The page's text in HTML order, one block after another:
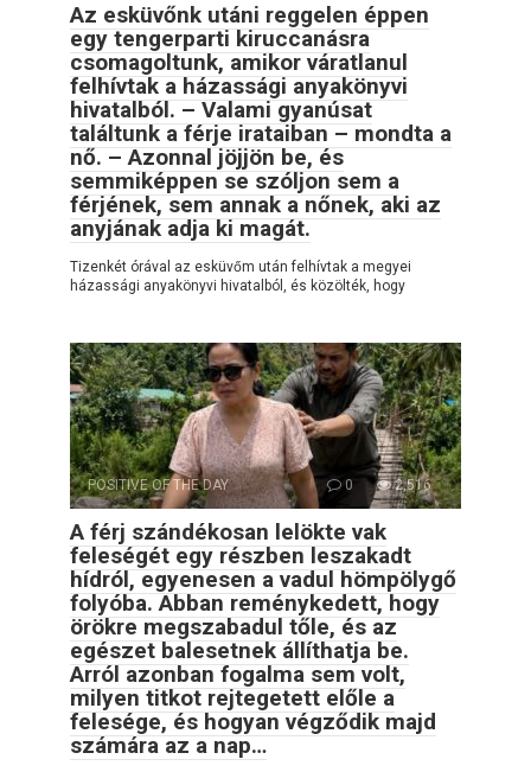
Az esküvőnk utáni reggelen éppen
egy tengerparti kiruccanásra
csomagoltunk, amikor váratlanul
felhívtak a házassági anyakönyvi
hivatalból. – Valami gyanúsat
találtunk a férje irataiban – mondta a
nő. – Azonnal jöjjön be, és
semmiképpen se szóljon sem a
férjének, sem annak a nőnek, aki az
anyjának adja ki magát.
Tizenkét órával az esküvőm után felhívtak a megyei
házassági anyakönyvi hivatalból, és közölték, hogy
POSITIVE OF THE DAY 0 2,516
A férj szándékosan lelökte vak
feleségét egy részben leszakadt
hídról, egyenesen a vadul hömpölygő
folyóba. Abban reménykedett, hogy
örökre megszabadul tőle, és az
egészet balesetnek állíthatja be.
Arról azonban fogalma sem volt,
milyen titkot rejtegetett előle a
felesége, és hogyan végződik majd
számára az a nap…